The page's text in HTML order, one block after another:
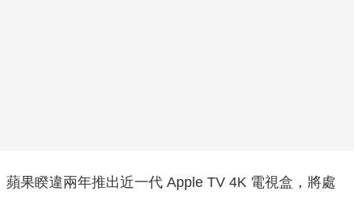
蘋果睽違兩年推出近一代 Apple TV 4K 電視盒，將處